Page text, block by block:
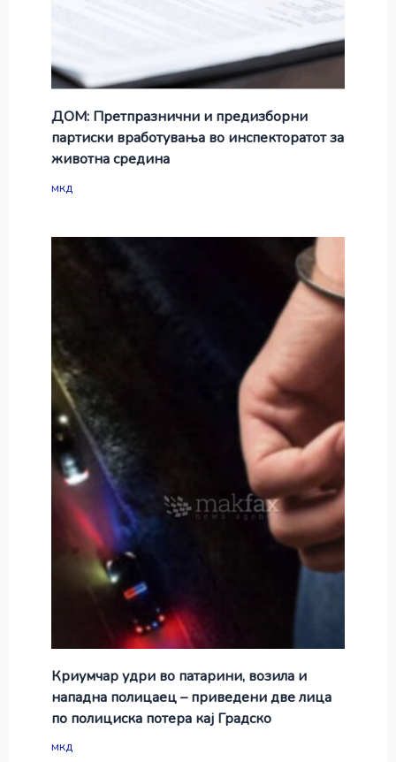
ДОМ: Претпразнични и предизборни
партиски вработувања во инспекторатот за
животна средина
мкд
Криумчар удри во патарини, возила и
нападна полицаец – приведени две лица
по полициска потера кај Градско
мкд